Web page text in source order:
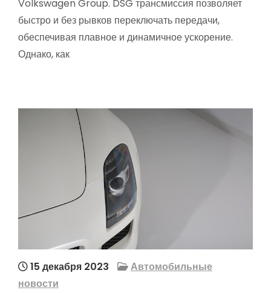
Volkswagen Group. DSG трансмиссия позволяет
быстро и без рывков переключать передачи,
обеспечивая плавное и динамичное ускорение.
Однако, как
15 декабря 2023
Автомобильные
новости